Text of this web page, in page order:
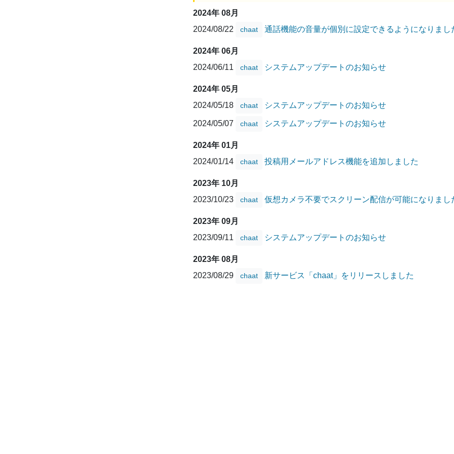
2024年 08月
2024/08/22
chaat 通話機能の音量が個別に設定できるようになりまし
2024年 06月
2024/06/11
chaat システムアップデートのお知らせ
2024年 05月
2024/05/18
chaat システムアップデートのお知らせ
2024/05/07 chaat システムアップデートのお知らせ
2024年 01月
2024/01/14
chaat 投稿用メールアドレス機能を追加しました
2023年 10月
2023/10/23
chaat 仮想カメラ不要でスクリーン配信が可能になりまし
2023年 09月
2023/09/11
chaat システムアップデートのお知らせ
2023年 08月
2023/08/29
chaat 新サービス「chaat」をリリースしました